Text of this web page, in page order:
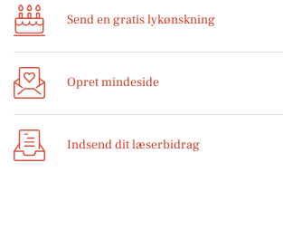
Send en gratis lykønskning
Opret mindeside
Indsend dit læserbidrag